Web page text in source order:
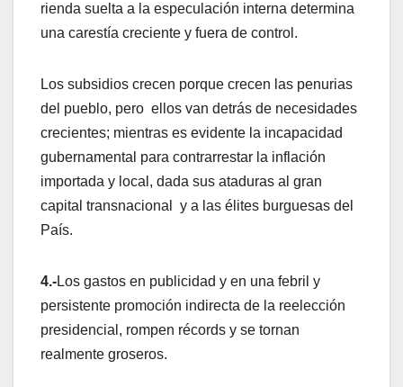
rienda suelta a la especulación interna determina
una carestía creciente y fuera de control.
Los subsidios crecen porque crecen las penurias
del pueblo, pero ellos van detrás de necesidades
crecientes; mientras es evidente la incapacidad
gubernamental para contrarrestar la inflación
importada y local, dada sus ataduras al gran
capital transnacional y a las élites burguesas del
País.
4.-Los gastos en publicidad y en una febril y
persistente promoción indirecta de la reelección
presidencial, rompen récords y se tornan
realmente groseros.